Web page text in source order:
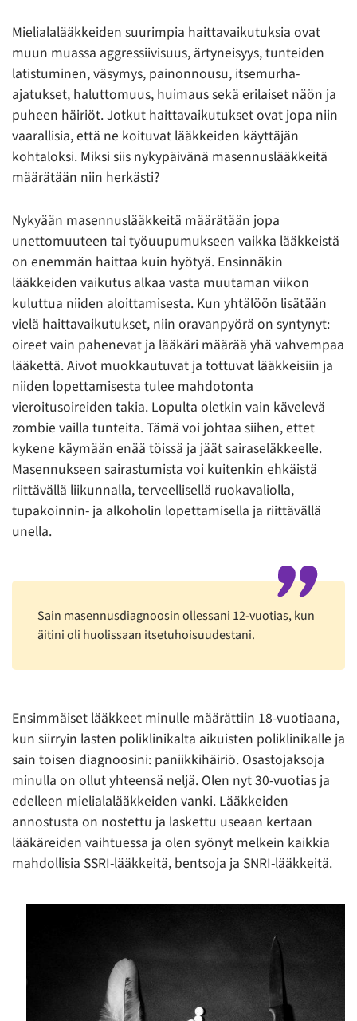
Mielialalääkkeiden suurimpia haittavaikutuksia ovat
muun muassa aggressiivisuus, ärtyneisyys, tunteiden
latistuminen, väsymys, painonnousu, itsemurha-
ajatukset, haluttomuus, huimaus sekä erilaiset näön ja
puheen häiriöt. Jotkut haittavaikutukset ovat jopa niin
vaarallisia, että ne koituvat lääkkeiden käyttäjän
kohtaloksi. Miksi siis nykypäivänä masennuslääkkeitä
määrätään niin herkästi?
Nykyään masennuslääkkeitä määrätään jopa
unettomuuteen tai työuupumukseen vaikka lääkkeistä
on enemmän haittaa kuin hyötyä. Ensinnäkin
lääkkeiden vaikutus alkaa vasta muutaman viikon
kuluttua niiden aloittamisesta. Kun yhtälöön lisätään
vielä haittavaikutukset, niin oravanpyörä on syntynyt:
oireet vain pahenevat ja lääkäri määrää yhä vahvempaa
lääkettä. Aivot muokkautuvat ja tottuvat lääkkeisiin ja
niiden lopettamisesta tulee mahdotonta
vieroitusoireiden takia. Lopulta oletkin vain kävelevä
zombie vailla tunteita. Tämä voi johtaa siihen, ettet
kykene käymään enää töissä ja jäät sairaseläkkeelle.
Masennukseen sairastumista voi kuitenkin ehkäistä
riittävällä liikunnalla, terveellisellä ruokavaliolla,
tupakoinnin- ja alkoholin lopettamisella ja riittävällä
unella.
Sain masennusdiagnoosin ollessani 12-vuotias, kun
äitini oli huolissaan itsetuhoisuudestani.
Ensimmäiset lääkkeet minulle määrättiin 18-vuotiaana,
kun siirryin lasten poliklinikalta aikuisten poliklinikalle ja
sain toisen diagnoosini: paniikkihäiriö. Osastojaksoja
minulla on ollut yhteensä neljä. Olen nyt 30-vuotias ja
edelleen mielialalääkkeiden vanki. Lääkkeiden
annostusta on nostettu ja laskettu useaan kertaan
lääkäreiden vaihtuessa ja olen syönyt melkein kaikkia
mahdollisia SSRI-lääkkeitä, bentsoja ja SNRI-lääkkeitä.